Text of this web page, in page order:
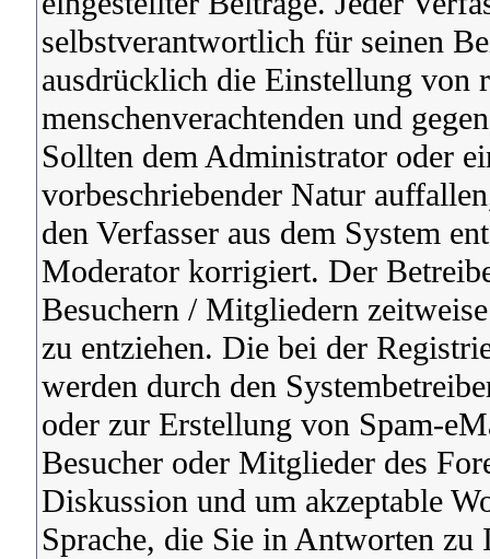
selbstverantwortlich für seinen
ausdrücklich die Einstellung von
menschenverachtenden und
Sollten dem Administrator oder
vorbeschriebender Natur
den Verfasser aus dem System
Moderator korrigiert. Der
Besuchern / Mitgliedern
zu entziehen. Die bei der
werden durch den
oder zur Erstellung von Spam-
Besucher oder Mitglieder des
Diskussion und um akzeptable
Sprache, die Sie in Antworten zu